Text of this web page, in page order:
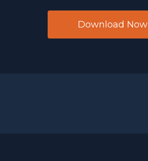
Download Now